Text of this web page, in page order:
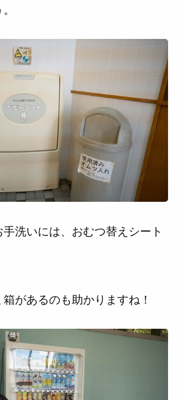
洗いには、おむつ替えシート
があるのも助かりますね！